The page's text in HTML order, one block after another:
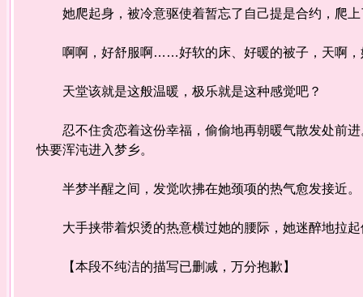
她爬起身，被冷意驱使着暂忘了自己提是合约，爬上
啊啊，好舒服啊……好软的床、好暖的被子，天啊，
天堂该就是这般温暖，极乐就是这种感觉吧？
忍不住贪恋着这份幸福，偷偷地再朝暖气散发处前进
快要浑沌进入梦乡。
半梦半醒之间，发觉吹拂在她颈项的热气愈发接近。
大手挟带着炽烫的热意横过她的腰际，她迷醉地拉起
【本段不纯洁的描写已删减，万分抱歉】